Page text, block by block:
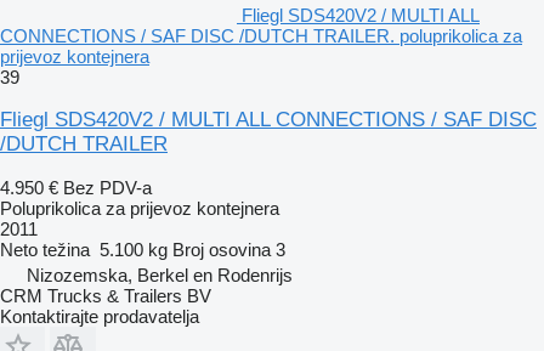
Fliegl SDS420V2 / MULTI ALL
CONNECTIONS / SAF DISC /DUTCH TRAILER. poluprikolica za
prijevoz kontejnera
39
Fliegl SDS420V2 / MULTI ALL CONNECTIONS / SAF DISC
/DUTCH TRAILER
4.950 € Bez PDV-a
Poluprikolica za prijevoz kontejnera
2011
Neto težina 5.100 kg Broj osovina 3
Nizozemska, Berkel en Rodenrijs
CRM Trucks & Trailers BV
Kontaktirajte prodavatelja